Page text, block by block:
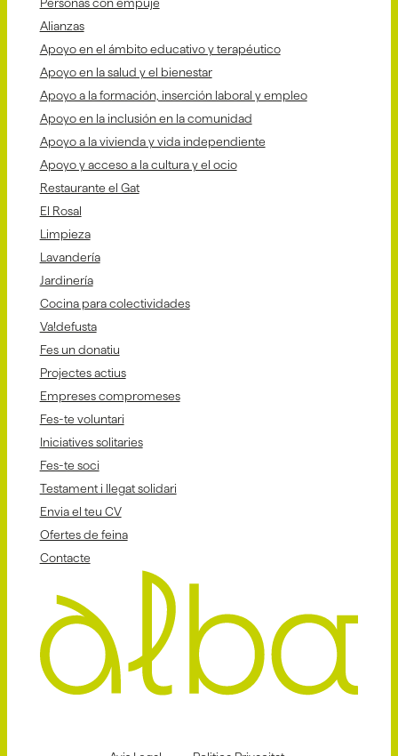
Alianzas
Apoyo en el ámbito educativo y terapéutico
Apoyo en la salud y el bienestar
Apoyo a la formación, inserción laboral y empleo
Apoyo en la inclusión en la comunidad
Apoyo a la vivienda y vida independiente
Apoyo y acceso a la cultura y el ocio
Restaurante el Gat
El Rosal
Limpieza
Lavandería
Jardinería
Cocina para colectividades
Va!defusta
Fes un donatiu
Projectes actius
Empreses compromeses
Fes-te voluntari
Iniciatives solitaries
Fes-te soci
Testament i llegat solidari
Envia el teu CV
Ofertes de feina
Contacte